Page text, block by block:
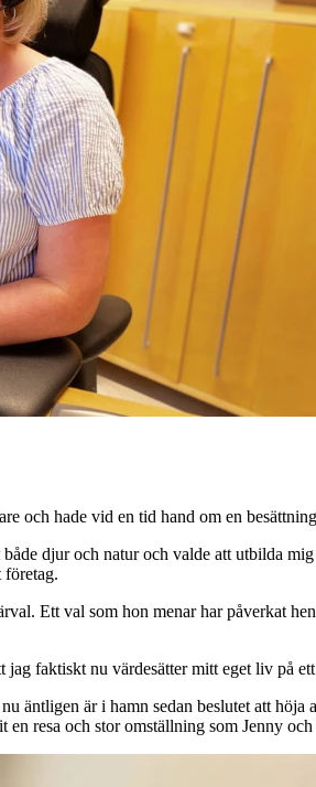
och hade vid en tid hand om en
djur och natur och valde att utbilda
företag.
Ett val som hon menar har påverkat
faktiskt nu värdesätter mitt eget liv på
äntligen är i hamn sedan beslutet att
resa och stor omställning som Jenny